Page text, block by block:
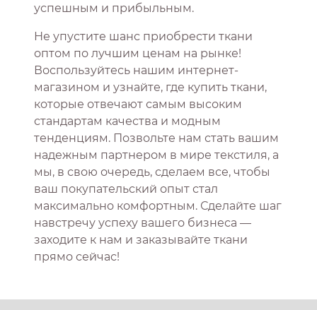
успешным и прибыльным.
Не упустите шанс приобрести ткани
оптом по лучшим ценам на рынке!
Воспользуйтесь нашим интернет-
магазином и узнайте, где купить ткани,
которые отвечают самым высоким
стандартам качества и модным
тенденциям. Позвольте нам стать вашим
надежным партнером в мире текстиля, а
мы, в свою очередь, сделаем все, чтобы
ваш покупательский опыт стал
максимально комфортным. Сделайте шаг
навстречу успеху вашего бизнеса —
заходите к нам и заказывайте ткани
прямо сейчас!